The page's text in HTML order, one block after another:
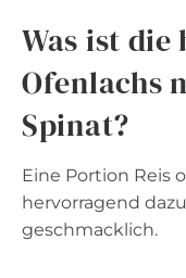
Was ist die
Ofenlachs
Spinat?
Eine Portion Reis
hervorragend
geschmacklich.